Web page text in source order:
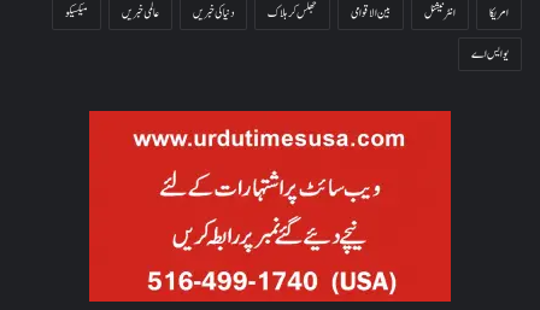
امریکا
انٹرنیشنل بین الاقوامی جھلس کر ہلاک دنیا کی خبریں عالمی خبریں
میکسیکو
یو ایس اے